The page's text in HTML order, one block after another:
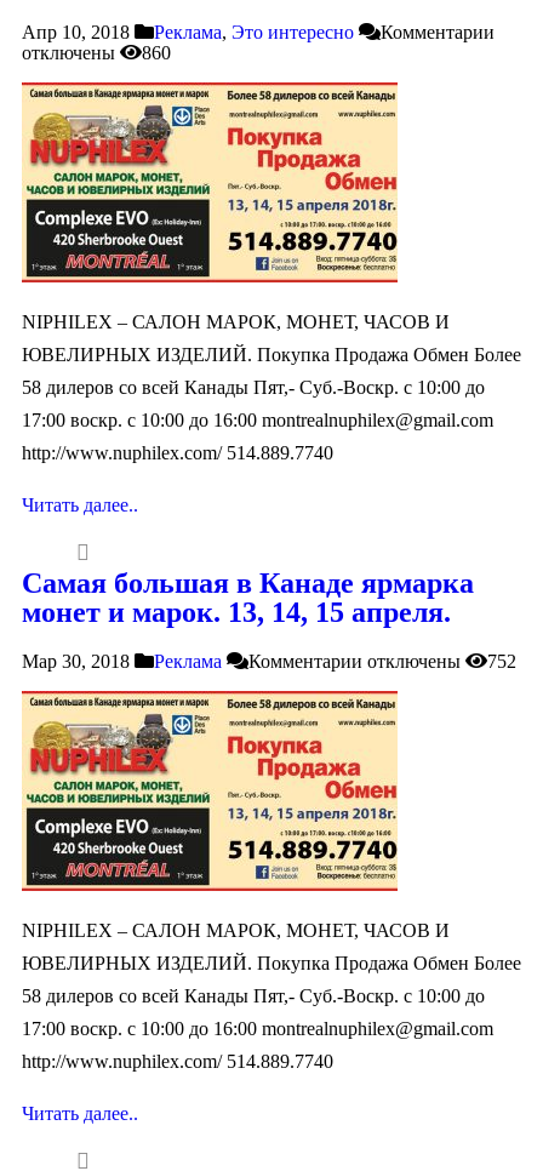
Апр 10, 2018 Реклама, Это интересно
Комментарии
отключены
860
NIPHILEX – САЛОН МАРОК, МОНЕТ, ЧАСОВ И
ЮВЕЛИРНЫХ ИЗДЕЛИЙ. Покупка Продажа Обмен Более
58 дилеров со всей Канады Пят,- Суб.-Воскр. с 10:00 до
17:00 воcкр. c 10:00 до 16:00 montrealnuphilex@gmail.com
http://www.nuphilex.com/ 514.889.7740
Читать далее..
Самая большая в Канаде ярмарка
монет и марок. 13, 14, 15 апреля.
Мар 30, 2018 Реклама Комментарии отключены 752
NIPHILEX – САЛОН МАРОК, МОНЕТ, ЧАСОВ И
ЮВЕЛИРНЫХ ИЗДЕЛИЙ. Покупка Продажа Обмен Более
58 дилеров со всей Канады Пят,- Суб.-Воскр. с 10:00 до
17:00 воcкр. c 10:00 до 16:00 montrealnuphilex@gmail.com
http://www.nuphilex.com/ 514.889.7740
Читать далее..